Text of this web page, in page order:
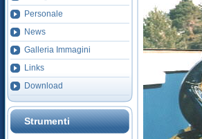
Personale
News
Galleria Immagini
Links
Download
Strumenti